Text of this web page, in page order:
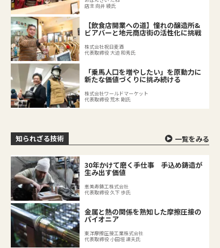
店主 向井 綾氏
【飲食店開業への道】憧れの醸造所&
ビアバーと地元商店街の活性化に挑戦
株式会社祝日麦酒
代表取締役 大迫 和秀氏
「乗馬人口を増やしたい」を原動力に
新たな価値づくりに挑み続ける
株式会社ワールドマーケット
代表取締役 荒木 剛氏
知られざる技術 一覧をみる
30年かけて磨く手仕事 手込め鋳造が
生み出す価値
恵美寿鋳工株式会社
代表取締役 久下 歩氏
金属と熱の関係を熟知した摩擦圧接の
パイオニア
東洋摩擦圧接工業株式会社
代表取締役 小田垣 達夫氏